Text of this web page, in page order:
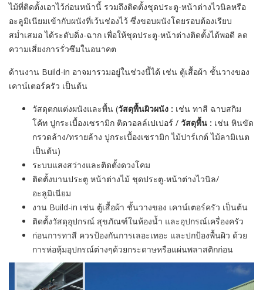
ไม้ที่ติดตั้งเอาไว้ก่อนหน้านี้ รวมถึงติดตั้งชุดประตู-หน้าต่างไวนิลหรือ
อะลูมิเนียมเข้ากับผนังที่เว้นช่องไว้ ซึ่งขอบผนังโดยรอบต้องเรียบ
สม่ำเสมอ ได้ระดับดิ่ง-ฉาก เพื่อให้ชุดประตู-หน้าต่างติดตั้งได้พอดี ลด
ความเสี่ยงการรั่วซึมในอนาคต
ด้านงาน Build-in อาจมารวมอยู่ในช่วงนี้ได้ เช่น ตู้เสื้อผ้า ชั้นวางของ
เคาน์เตอร์ครัว เป็นต้น
วัสดุตกแต่งผนังและพื้น (วัสดุพื้นผิวผนัง : เช่น ทาสี ฉาบสกิม
โค้ท ปูกระเบื้องเซรามิก ติดวอลล์เปเปอร์ / วัสดุพื้น : เช่น หินขัด
กรวดล้าง/ทรายล้าง ปูกระเบื้องเซรามิก ไม้ปาร์เกต์ ไม้ลามิเนต
เป็นต้น)
ระบบแสงสว่างและติดตั้งดวงโคม
ติดตั้งบานประตู หน้าต่างไม้ ชุดประตู-หน้าต่างไวนิล/
อะลูมิเนียม
งาน Build-in เช่น ตู้เสื้อผ้า ชั้นวางของ เคาน์เตอร์ครัว เป็นต้น
ติดตั้งวัสดุอุปกรณ์ สุขภัณฑ์ในห้องน้ำ และอุปกรณ์เครื่องครัว
ก่อนการทาสี ควรป้องกันการเลอะเทอะ และปกป้องพื้นผิว ด้วย
การห่อหุ้มอุปกรณ์ต่างๆด้วยกระดาษหรือแผ่นพลาสติกก่อน